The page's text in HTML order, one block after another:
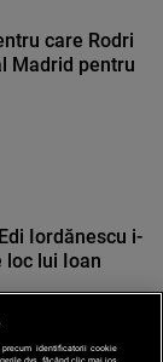
care Rodri
Madrid pentru
Iordănescu i-
loc lui Ioan
identificatorii cookie
dvs. făcând clic mai jos